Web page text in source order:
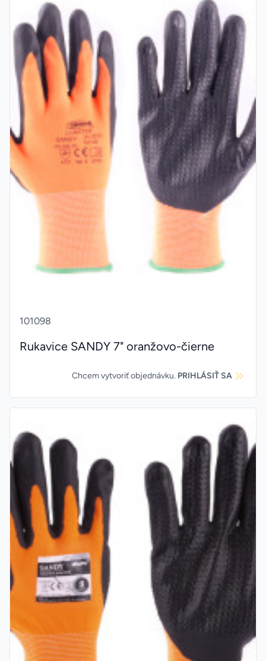
101098
Rukavice SANDY 7" oranžovo-čierne
Chcem vytvoriť objednávku. PRIHLÁSIŤ SA